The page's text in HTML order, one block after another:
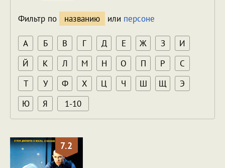
Фильтр по названию или персоне
А Б В Г Д Е Ж З
И
Й
К Л М Н О П Р
С
Т
У Ф Х Ц Ч Ш Щ
Э
Ю
Я 1-10
7.2